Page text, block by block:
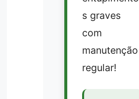
s graves
com
manutenção
regular!